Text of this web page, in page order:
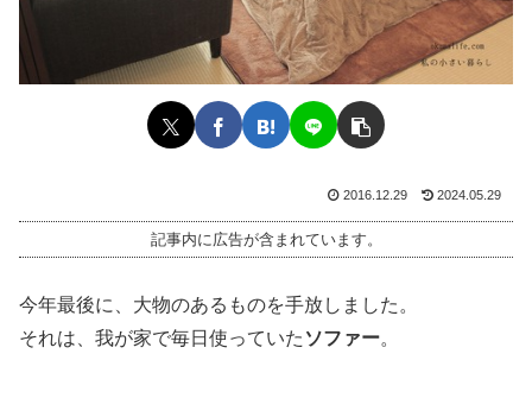
2016.12.29 2024.05.29
記事内に広告が含まれています。
今年最後に、大物のあるものを手放しました。
それは、我が家で毎日使っていた ソファー。